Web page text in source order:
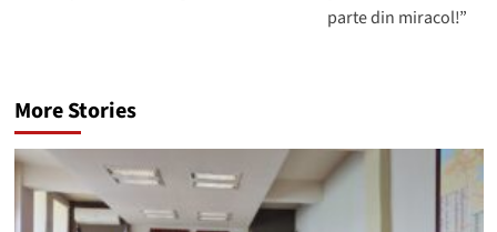
parte din miracol!”
More Stories